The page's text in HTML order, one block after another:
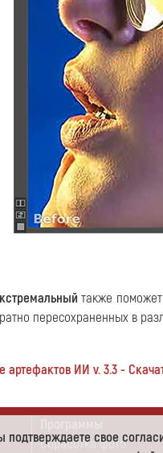
подтверждаете свое
также
пересохраненных в
артефактов ИИ v. 3.3 -
Обработка фото